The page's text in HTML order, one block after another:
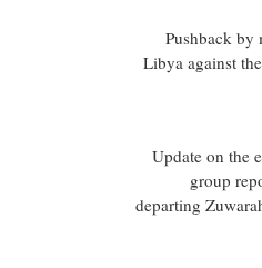
Pushback by
Libya against
Update on the
group
departing